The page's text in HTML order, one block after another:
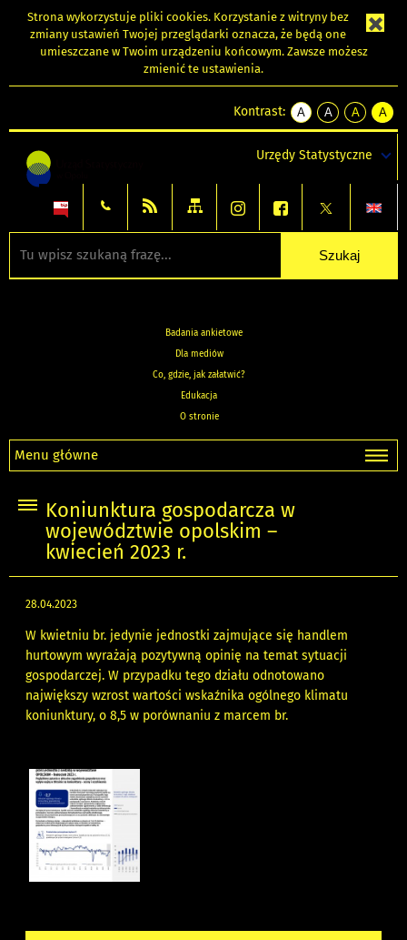
Strona wykorzystuje pliki cookies. Korzystanie z witryny bez
zmiany ustawień Twojej przeglądarki oznacza, że będą one
umieszczane w Twoim urządzeniu końcowym. Zawsze możesz
zmienić te ustawienia.
Kontrast:
A
kontrast
A
kontrast
tekst
czarnym
A
kontrast
tekst
czarnym
A
tekst
żółtym
Urzędy Statystyczne
Badania ankietowe
Dla mediów
Co, gdzie, jak załatwić?
Edukacja
O stronie
Menu główne
Koniunktura gospodarcza w
województwie opolskim –
kwiecień 2023 r.
28.04.2023
W kwietniu br. jedynie jednostki zajmujące się handlem
hurtowym wyrażają pozytywną opinię na temat sytuacji
gospodarczej. W przypadku tego działu odnotowano
największy wzrost wartości wskaźnika ogólnego klimatu
koniunktury, o 8,5 w porównaniu z marcem br.